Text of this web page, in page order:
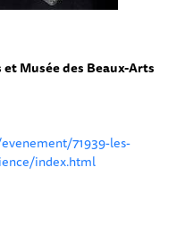
Musée des Beaux-Arts
71939-les-
index.html